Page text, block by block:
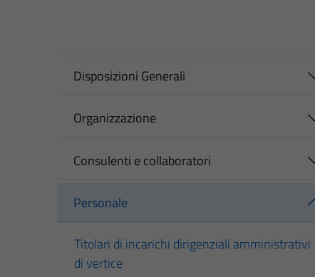
Disposizioni Generali
Organizzazione
Consulenti e collaboratori
Personale
Titolari di incarichi dirigenziali amministrativi
di vertice